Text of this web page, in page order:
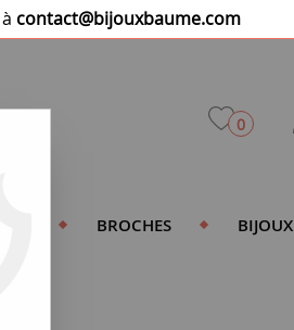
contact@bijouxbaume.com
0
BROCHES BIJOUX